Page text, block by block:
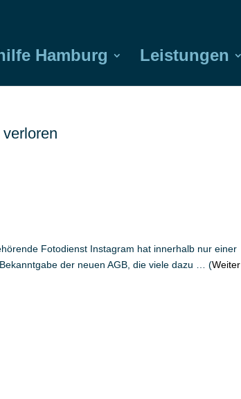
Hamburg Leistungen
Fotodienst Instagram hat innerhalb nur einer
der neuen AGB, die viele dazu … (Weiter